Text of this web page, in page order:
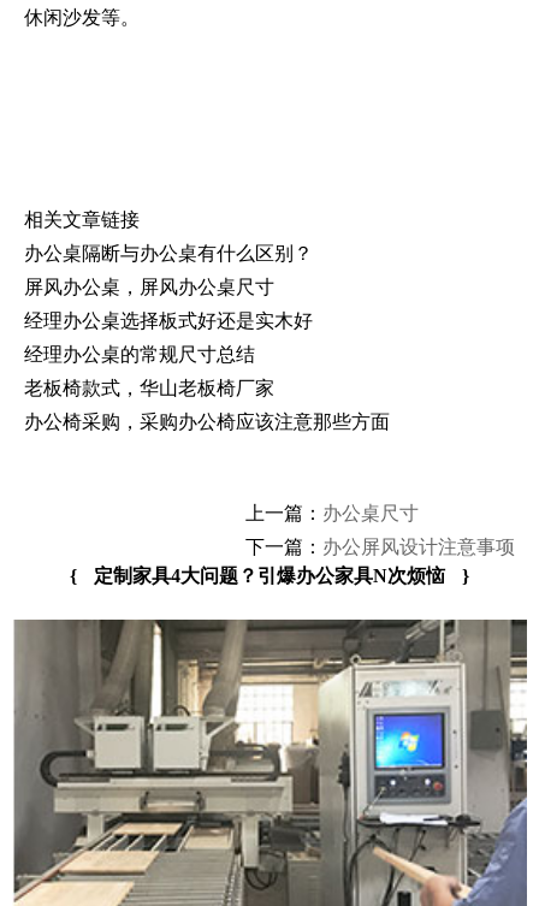
休闲沙发等。
相关文章链接
办公桌隔断与办公桌有什么区别？
屏风办公桌，屏风办公桌尺寸
经理办公桌选择板式好还是实木好
经理办公桌的常规尺寸总结
老板椅款式，华山老板椅厂家
办公椅采购，采购办公椅应该注意那些方面
上一篇： 办公桌尺寸
下一篇： 办公屏风设计注意事项
{
定制家具4大问题？引爆办公家具N次烦恼 }